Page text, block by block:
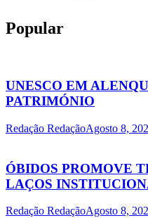
Popular
UNESCO EM
PATRIMÓNIO
Redação RedaçãoAgosto 8,
ÓBIDOS PROMOVE
LAÇOS
Redação RedaçãoAgosto 8,